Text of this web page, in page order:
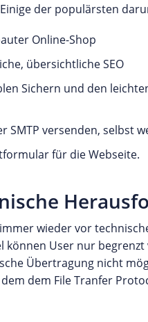
der populärsten
Online-Shop
übersichtliche SEO
Sichern und den
SMTP versenden, selbst
für die Webseite.
wieder vor
können User nur
Übertragung nicht
dem File Tranfer